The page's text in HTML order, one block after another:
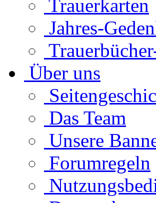
Trauerkarten
Jahres-
Über uns
Das Team
Unsere
Forumregeln